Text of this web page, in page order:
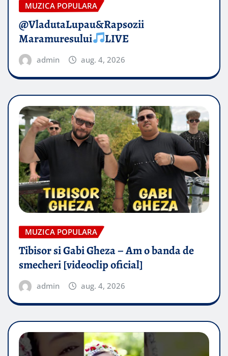
MUZICA POPULARA
@VladutaLupau&Rapsozii
Maramuresului
LIVE
admin aug. 4, 2026
MUZICA POPULARA
Tibisor si Gabi Gheza – Am o banda de
smecheri [videoclip oficial]
admin aug. 4, 2026